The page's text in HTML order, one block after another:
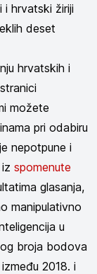
hrvatski žiriji
deset
hrvatskih i
možete
pri odabiru
nepotpune i
spomenute
glasanja,
manipulativno
u
broja bodova
2018. i